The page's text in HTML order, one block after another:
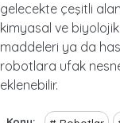
gelecekte çeşitli
kimyasal ve
maddeleri ya da
robotlara ufak
eklenebilir.